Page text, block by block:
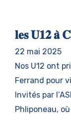
𝐥𝐞𝐬 𝐔𝟏𝟐 𝐚̀
22 mai 2025
Nos U12 ont
Ferrand pour
Invités par
Phliponeau,